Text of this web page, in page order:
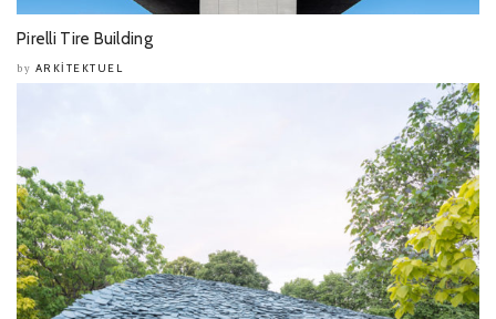
Pirelli Tire Building
by ARKITEKTUEL